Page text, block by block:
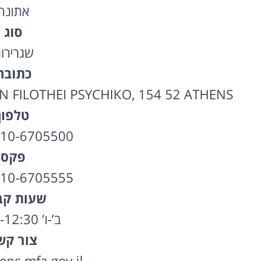
סוג
FILOTHEI PSYCHIKO, 154 52 ATHENS
6705500
פקס
6705555
שעות
ב’-ו’ 09:30-12:30
צור